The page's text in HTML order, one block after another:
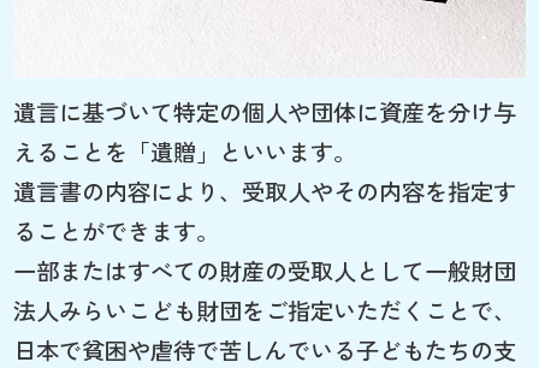
遺言に基づいて特定の個人や団体に資産を分け与
えることを「遺贈」といいます。
遺言書の内容により、受取人やその内容を指定す
ることができます。
一部またはすべての財産の受取人として一般財団
法人みらいこども財団をご指定いただくことで、
日本で貧困や虐待で苦しんでいる子どもたちの支